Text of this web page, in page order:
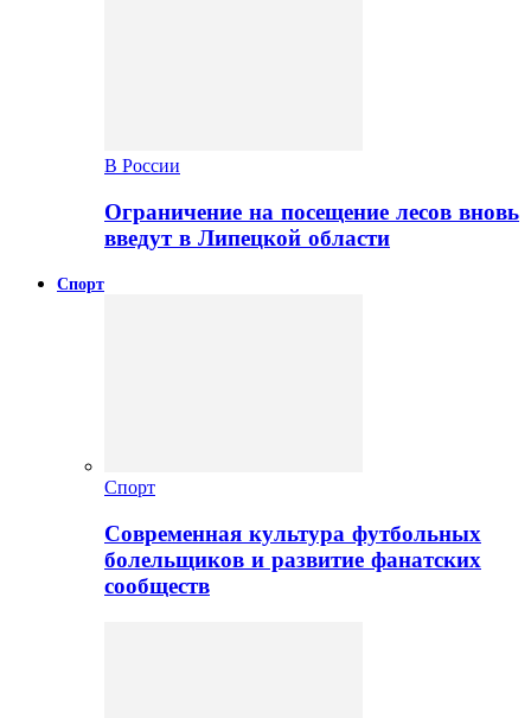
В России
Ограничение на посещение лесов вновь
введут в Липецкой области
Спорт
Спорт
Современная культура футбольных
болельщиков и развитие фанатских
сообществ